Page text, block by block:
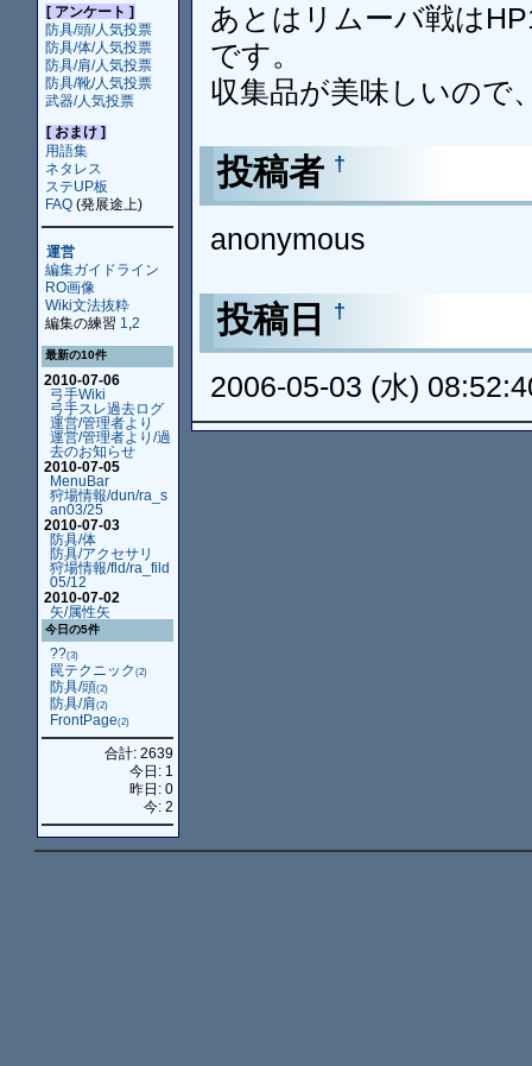
[ アンケート ]
防具/頭/人気投票
防具/体/人気投票
防具/肩/人気投票
防具/靴/人気投票
武器/人気投票
[ おまけ ]
用語集
ネタレス
ステUP板
FAQ(発展途上)
運営
編集ガイドライン
RO画像
Wiki文法抜粋
編集の練習 1 2
最新の10件
2010-07-06
弓手Wiki
弓手スレ過去ログ
運営/管理者より
運営/管理者より/過
去のお知らせ
2010-07-05
MenuBar
狩場情報/dun/ra_s
an03/25
2010-07-03
防具/体
防具/アクセサリ
狩場情報/fld/ra_fild
05/12
2010-07-02
矢/属性矢
今日の5件
??(3)
罠テクニック(2)
防具/頭(2)
防具/肩(2)
FrontPage(2)
合計: 2639
今日: 1
昨日: 0
今: 2
あとはリムーバ戦は
です。
収集品が美味しいので
投稿者 †
anonymous
投稿日 †
2006-05-03 (水)